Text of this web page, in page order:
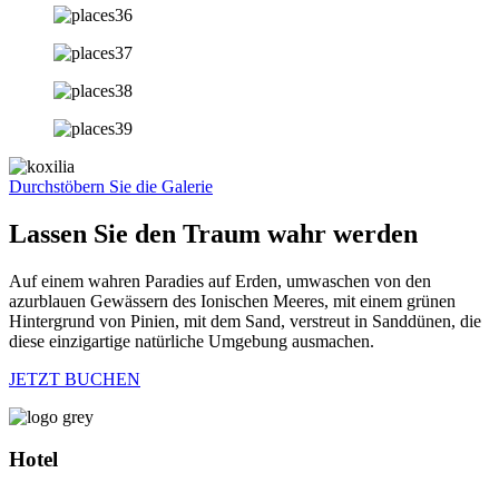
Durchstöbern Sie die Galerie
Lassen Sie den Traum wahr werden
Auf einem wahren Paradies auf Erden, umwaschen von den
azurblauen Gewässern des Ionischen Meeres, mit einem grünen
Hintergrund von Pinien, mit dem Sand, verstreut in Sanddünen, die
diese einzigartige natürliche Umgebung ausmachen.
JETZT BUCHEN
Hotel